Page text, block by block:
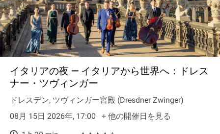
イタリアの夜 — イタリアから世界へ：ドレス
ナー・ツヴィンガー
ドレスデン, ツヴィンガー宮殿 (Dresdner Zwinger)
08月 15日 2026年, 17:00
+ 他の開催日を見る